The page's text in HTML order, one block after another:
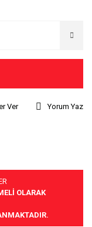
Ver
Yorum Yaz
OLARAK